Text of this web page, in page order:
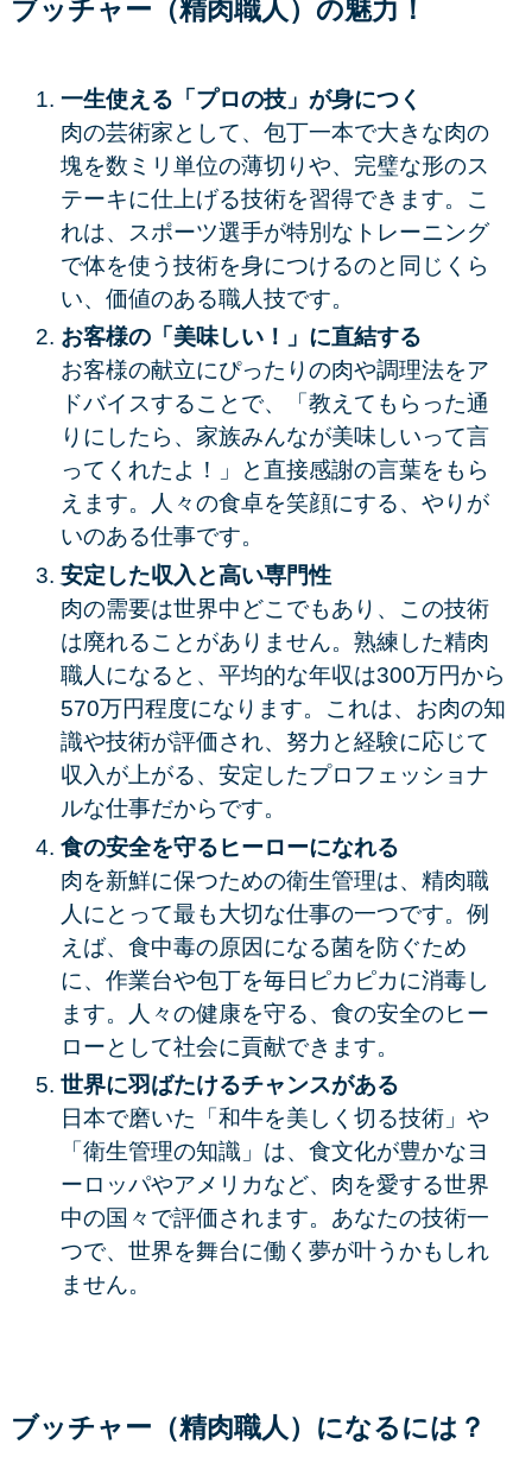
ブッチャー（精肉職人）の魅力！
一生使える「プロの技」が身につく
肉の芸術家として、 包丁一本で大きな肉の
塊を数ミリ単位の薄切りや、完璧な形のス
テーキに仕上げる技術を習得できます。こ
れは、スポーツ選手が特別なトレーニング
で体を使う技術を身につけるのと同じくら
い、価値のある職人技です。
お客様の「美味しい！」に直結する
お客様の献立にぴったりの肉や調理法をア
ドバイスすることで、「教えてもらった通
りにしたら、家族みんなが美味しいって言
ってくれたよ！」と直接感謝の言葉をもら
えます。人々の食卓を笑顔にする、 やりが
いのある仕事です。
安定した収入と高い専門性
肉の需要は世界中どこでもあり、この技術
は廃れることがありません。熟練した精肉
職人になると、平均的な年収は300万円から
570万円程度になります。これは、お肉の知
識や技術が評価され、努力と経験に応じて
収入が上がる、安定したプロフェッショナ
ルな仕事だからです。
食の安全を守るヒーローになれる
肉を新鮮に保つための衛生管理は、精肉職
人にとって最も大切な仕事の一つです。例
えば、食中毒の原因になる菌を防ぐため
に、作業台や包丁を毎日ピカピカに消毒し
ます。人々の健康を守る、 食の安全のヒー
ローとして社会に貢献できます。
世界に羽ばたけるチャンスがある
日本で磨いた「和牛を美しく切る技術」や
「衛生管理の知識」は、食文化が豊かなヨ
ーロッパやアメリカなど、肉を愛する世界
中の国々で評価されます。あなたの技術一
つで、 世界を舞台に働く夢が叶うかもしれ
ません。
ブッチャー（精肉職人）になるには？